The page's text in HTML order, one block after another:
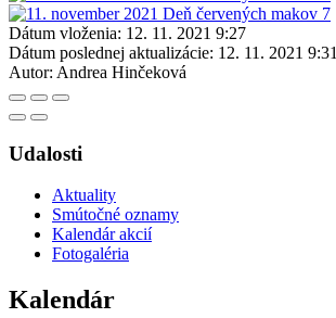
Dátum vloženia: 12. 11. 2021 9:27
Dátum poslednej aktualizácie: 12. 11. 2021 9:31
Autor: Andrea Hinčeková
Udalosti
Aktuality
Smútočné oznamy
Kalendár akcií
Fotogaléria
Kalendár